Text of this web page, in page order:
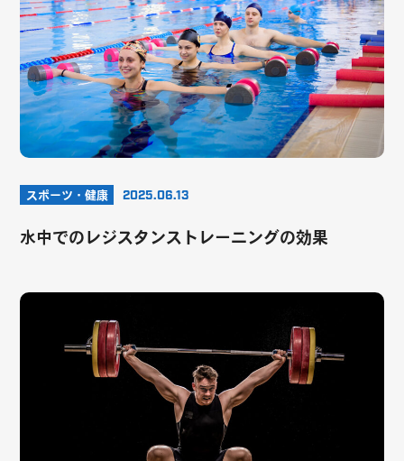
スポーツ・健康 2025.06.13
水中でのレジスタンストレーニングの効果